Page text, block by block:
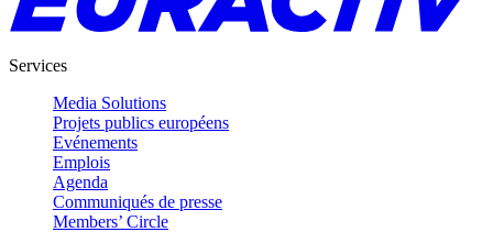
Services
Media Solutions
Projets publics européens
Evénements
Emplois
Agenda
Communiqués de presse
Members’ Circle